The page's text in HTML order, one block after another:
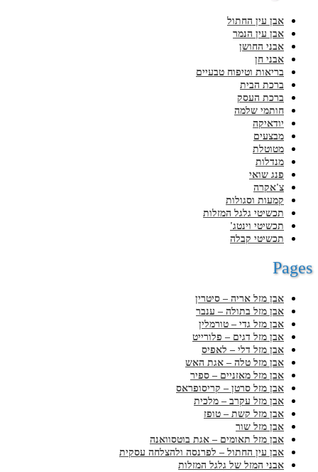
אבן עין החתול
אבן עין הנמר
אבני החושן
אבני חן
בריאות וטיפוח טבעיים
ברכת הבית
ברכת העסק
חותמי שלמה
יודאיקה
מבצעים
מטוטלת
מנדלות
פנג שואי
צ'אקרה
קמעות וסגולות
תכשיטי גלגל המזלות
תכשיטי וינטג'
תכשיטי קבלה
Pages
אבן מזל אריה – סיטרין
אבן מזל בתולה – ענבר
אבן מזל גדי – טורמלין
אבן מזל דגים – פלורייט
אבן מזל דלי – לאפיס
אבן מזל טלה – אגת האש
אבן מזל מאזניים – ספיר
אבן מזל סרטן – קריסופראס
אבן מזל עקרב – מלכית
אבן מזל קשת – טופז
אבן מזל שור
אבן מזל תאומים – אגת בוטסוואנה
אבן עין החתול – לפרנסה ולהצלחה עסקית
אבני המזל של גלגל המזלות